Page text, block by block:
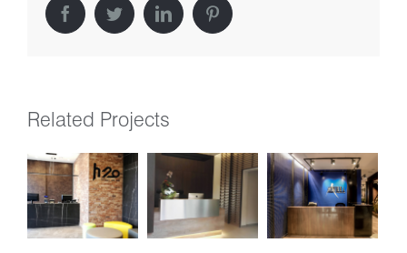
facebooktwitter linkedin pinterest
Related Projects